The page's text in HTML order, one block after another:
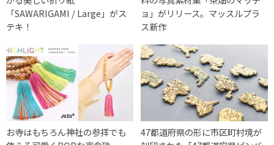
「SAWARIGAMI / Large」がス
テキ！
ョ」がリリース。マッスルプラ
ス新作
お寺はもちろん神社の参拝でも
47都道府県の形に市区町村境が